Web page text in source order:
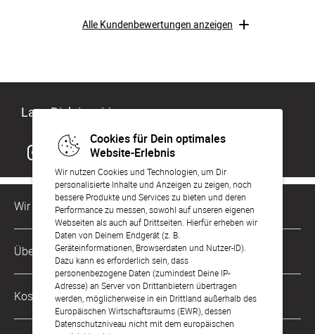
Cookies für Dein optimales
Website-Erlebnis
Wir nutzen Cookies und Technologien, um Dir
personalisierte Inhalte und Anzeigen zu zeigen, noch
bessere Produkte und Services zu bieten und deren
Performance zu messen, sowohl auf unseren eigenen
Webseiten als auch auf Drittseiten. Hierfür erheben wir
Daten von Deinem Endgerät (z. B.
Geräteinformationen, Browserdaten und Nutzer-ID).
Dazu kann es erforderlich sein, dass
personenbezogene Daten (zumindest Deine IP-
Adresse) an Server von Drittanbietern übertragen
werden, möglicherweise in ein Drittland außerhalb des
Europäischen Wirtschaftsraums (EWR), dessen
Datenschutzniveau nicht mit dem europäischen
Alle Kundenbewertungen anzeigen
Lass Dich inspirieren
Wir sind für Dich da
Kundenservice-Hotline
0221 956 725 10
Mo. - Fr. von 9 bis 17 Uhr
kontakt@sendmoments.de
Über Uns
Philosophie
Karriere
Kostenlose Services